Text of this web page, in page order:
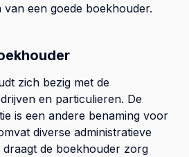
een goede boekhouder.
zich bezig met de
en particulieren. De
is een andere benaming voor
diverse administratieve
de boekhouder zorg